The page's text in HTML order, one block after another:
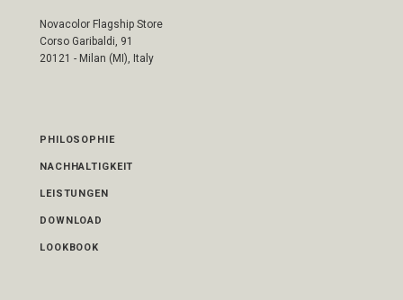
Novacolor Flagship Store
Corso Garibaldi, 91
20121 - Milan (MI), Italy
PHILOSOPHIE
NACHHALTIGKEIT
LEISTUNGEN
DOWNLOAD
LOOKBOOK